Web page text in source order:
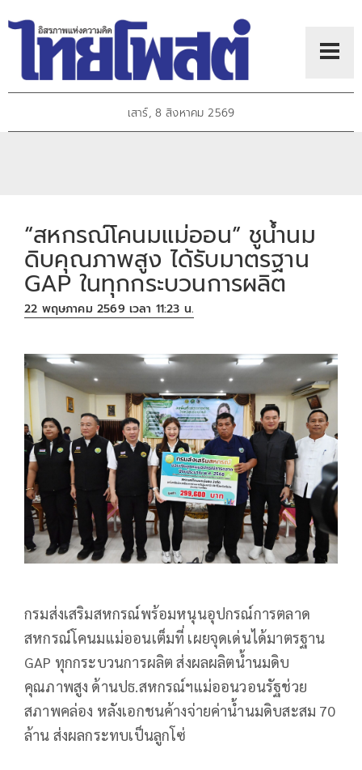
เสาร์, 8 สิงหาคม 2569
“สหกรณ์โคนมแม่ออน” ชูน้ำนม
ดิบคุณภาพสูง ได้รับมาตรฐาน
GAP ในทุกกระบวนการผลิต
22 พฤษภาคม 2569 เวลา 11:23 น.
กรมส่งเสริมสหกรณ์พร้อมหนุนอุปกรณ์การตลาด
สหกรณ์โคนมแม่ออนเต็มที่ เผยจุดเด่นได้มาตรฐาน
GAP ทุกกระบวนการผลิต ส่งผลผลิตน้ำนมดิบ
คุณภาพสูง ด้านปธ.สหกรณ์ฯแม่ออนวอนรัฐช่วย
สภาพคล่อง หลังเอกชนค้างจ่ายค่าน้ำนมดิบสะสม 70
ล้าน ส่งผลกระทบเป็นลูกโซ่